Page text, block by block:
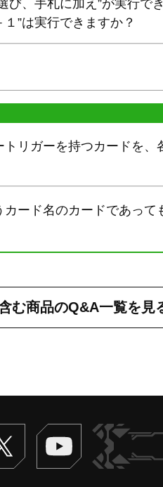
、手札に加え”が実行で
”は実行できますか？
リガーを持つカードを
ード名のカードであって
む商品のQ&A一覧を見
Twitter ヴァンガード